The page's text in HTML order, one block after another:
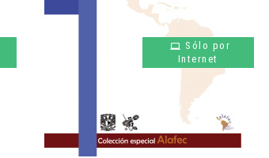
Sólo por
Internet